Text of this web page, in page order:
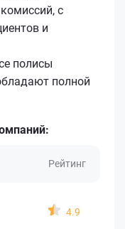
с
и
полисы
полной
Рейтинг
4.9